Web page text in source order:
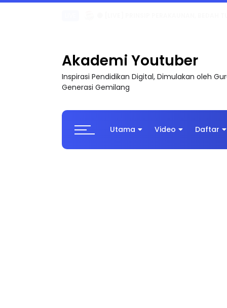
Akademi Youtuber
Inspirasi Pendidikan Digital, Dimulakan oleh
Generasi Gemilang
Utama Video Daftar